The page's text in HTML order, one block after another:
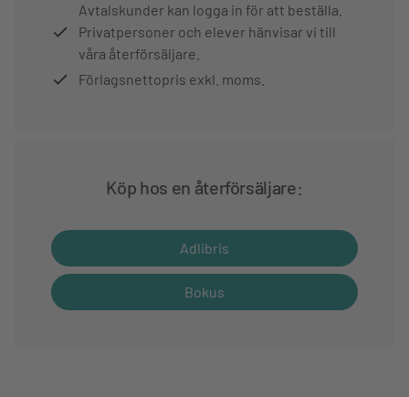
Avtalskunder kan logga in för att beställa.
Privatpersoner och elever hänvisar vi till
våra återförsäljare.
Förlagsnettopris exkl. moms.
Köp hos en återförsäljare:
Adlibris
Bokus